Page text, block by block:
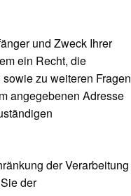
und Zweck Ihrer
ein Recht, die
zu weiteren Fragen
angegebenen Adresse
der Verarbeitung
der